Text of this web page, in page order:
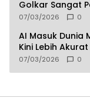
Golkar Sangat
07/03/2026 0
AI Masuk Dunia
Kini Lebih Akurat
07/03/2026 0